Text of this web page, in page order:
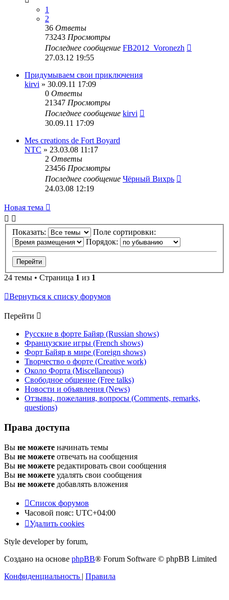
1
2
36 Ответы
73243 Просмотры
Последнее сообщение FB2012_Voronezh
27.03.12 19:55
Придумываем свои приключения
kirvi » 30.09.11 17:09
0 Ответы
21347 Просмотры
Последнее сообщение kirvi
30.09.11 17:09
Mes creations de Fort Boyard
NTC » 23.03.08 11:17
2 Ответы
23456 Просмотры
Последнее сообщение Чёрный Вихрь
24.03.08 12:19
Новая тема
Показать:
Поле сортировки:
Порядок:
24 темы • Страница 1 из 1
Вернуться к списку форумов
Перейти
Русские в форте Байяр (Russian shows)
Французские игры (French shows)
Форт Байяр в мире (Foreign shows)
Творчество о форте (Creative work)
Около Форта (Miscellaneous)
Свободное общение (Free talks)
Новости и объявления (News)
Отзывы, пожелания, вопросы (Comments, remarks,
questions)
Права доступа
Вы не можете начинать темы
Вы не можете отвечать на сообщения
Вы не можете редактировать свои сообщения
Вы не можете удалять свои сообщения
Вы не можете добавлять вложения
Список форумов
Часовой пояс: UTC+04:00
Удалить cookies
Style developer by forum,
Создано на основе phpBB® Forum Software © phpBB Limited
Конфиденциальность | Правила